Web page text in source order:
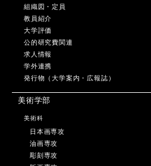
組織図・定員
教員紹介
大学評価
公的研究費関連
求人情報
学外連携
発行物（大学案内・広報誌）
美術学部
美術科
日本画専攻
油画専攻
彫刻専攻